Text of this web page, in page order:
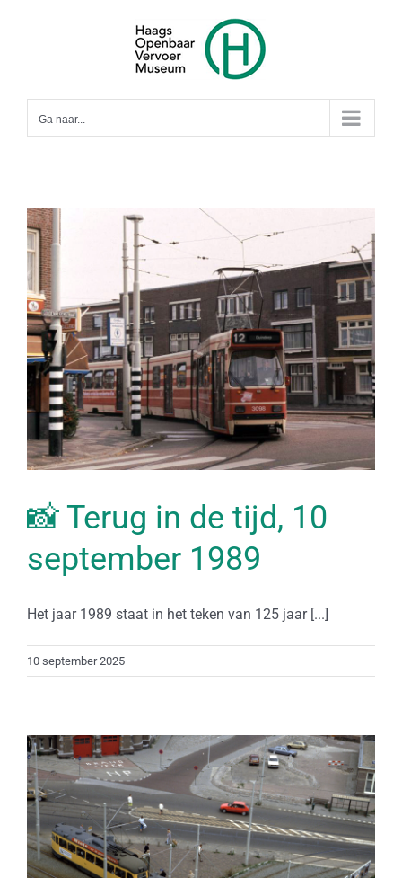
Ga naar...
📸 Terug in de tijd, 10
september 1989
Het jaar 1989 staat in het teken van 125 jaar [...]
10 september 2025